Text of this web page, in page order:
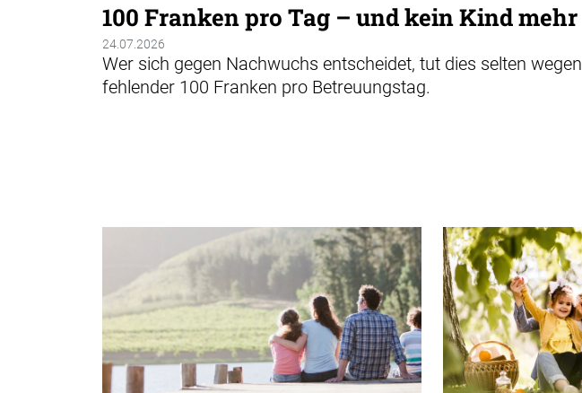
100 Franken pro Tag – und kein Kind mehr
24.07.2026
Wer sich gegen Nachwuchs entscheidet, tut dies selten wegen
fehlender 100 Franken pro Betreuungstag.